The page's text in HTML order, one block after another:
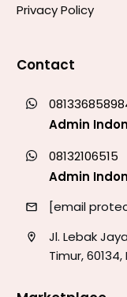
Privacy Policy
Contact
Admin
08132106515
Admin
[email
Jl. Lebak
Timur,